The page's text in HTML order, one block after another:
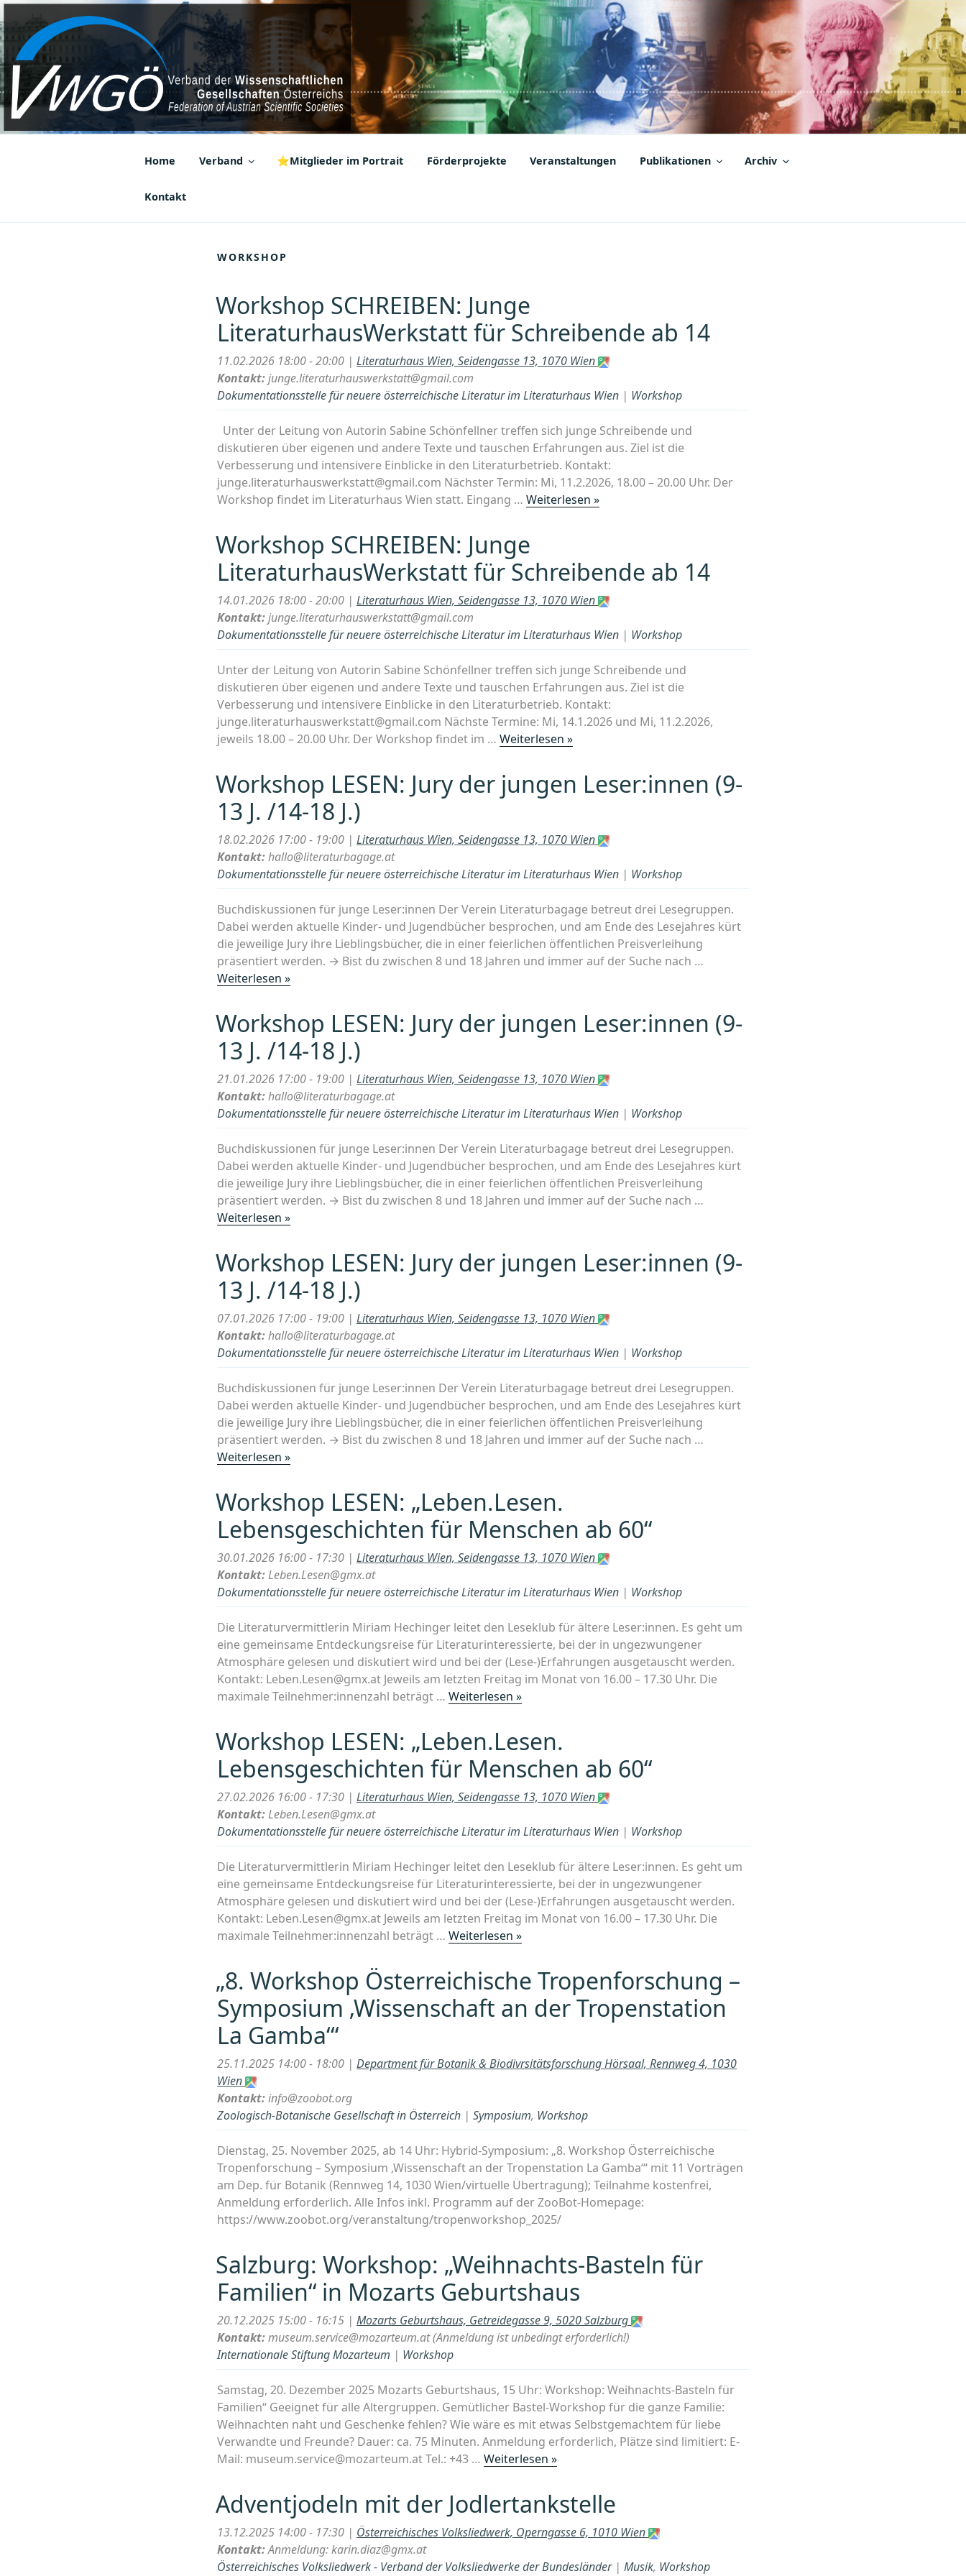
Zum
Inhalt
springen
VWGÖ
Federation of Austrian Scientific Societies
Home Verband ⭐Mitglieder im Portrait Förderprojekte Veranstaltungen Publikationen Archiv
Kontakt
WORKSHOP
Workshop SCHREIBEN: Junge
LiteraturhausWerkstatt für Schreibende ab 14
11.02.2026 18:00 - 20:00 | Literaturhaus Wien, Seidengasse 13, 1070 Wien
Kontakt:junge.literaturhauswerkstatt@gmail.com
Dokumentationsstelle für neuere österreichische Literatur im Literaturhaus Wien | Workshop
Unter der Leitung von Autorin Sabine Schönfellner treffen sich junge Schreibende und
diskutieren über eigenen und andere Texte und tauschen Erfahrungen aus. Ziel ist die
Verbesserung und intensivere Einblicke in den Literaturbetrieb. Kontakt:
junge.literaturhauswerkstatt@gmail.com Nächster Termin: Mi, 11.2.2026, 18.00 – 20.00 Uhr. Der
Workshop findet im Literaturhaus Wien statt. Eingang … Weiterlesen »„Workshop
für
Schreibende
ab
Workshop SCHREIBEN: Junge
LiteraturhausWerkstatt für Schreibende ab 14
14.01.2026 18:00 - 20:00 | Literaturhaus Wien, Seidengasse 13, 1070 Wien
Kontakt:junge.literaturhauswerkstatt@gmail.com
Dokumentationsstelle für neuere österreichische Literatur im Literaturhaus Wien | Workshop
Unter der Leitung von Autorin Sabine Schönfellner treffen sich junge Schreibende und
diskutieren über eigenen und andere Texte und tauschen Erfahrungen aus. Ziel ist die
Verbesserung und intensivere Einblicke in den Literaturbetrieb. Kontakt:
junge.literaturhauswerkstatt@gmail.com Nächste Termine: Mi, 14.1.2026 und Mi, 11.2.2026,
jeweils 18.00 – 20.00 Uhr. Der Workshop findet im … Weiterlesen »„Workshop
Junge
LiteraturhausWerkstatt
ab
Workshop LESEN: Jury der jungen Leser:innen (9-
13 J. /14-18 J.)
18.02.2026 17:00 - 19:00 | Literaturhaus Wien, Seidengasse 13, 1070 Wien
Kontakt:hallo@literaturbagage.at
Dokumentationsstelle für neuere österreichische Literatur im Literaturhaus Wien | Workshop
Buchdiskussionen für junge Leser:innen Der Verein Literaturbagage betreut drei Lesegruppen.
Dabei werden aktuelle Kinder- und Jugendbücher besprochen, und am Ende des Lesejahres kürt
die jeweilige Jury ihre Lieblingsbücher, die in einer feierlichen öffentlichen Preisverleihung
präsentiert werden. → Bist du zwischen 8 und 18 Jahren und immer auf der Suche nach …
Weiterlesen »„Workshop
der
jungen
Leser:innen
(9-
13
J.
/14-
18
J.)“
Workshop LESEN: Jury der jungen Leser:innen (9-
13 J. /14-18 J.)
21.01.2026 17:00 - 19:00 | Literaturhaus Wien, Seidengasse 13, 1070 Wien
Kontakt:hallo@literaturbagage.at
Dokumentationsstelle für neuere österreichische Literatur im Literaturhaus Wien | Workshop
Buchdiskussionen für junge Leser:innen Der Verein Literaturbagage betreut drei Lesegruppen.
Dabei werden aktuelle Kinder- und Jugendbücher besprochen, und am Ende des Lesejahres kürt
die jeweilige Jury ihre Lieblingsbücher, die in einer feierlichen öffentlichen Preisverleihung
präsentiert werden. → Bist du zwischen 8 und 18 Jahren und immer auf der Suche nach …
Weiterlesen »„Workshop
der
jungen
Leser:innen
(9-
13
J.
/14-
18
J.)“
Workshop LESEN: Jury der jungen Leser:innen (9-
13 J. /14-18 J.)
07.01.2026 17:00 - 19:00 | Literaturhaus Wien, Seidengasse 13, 1070 Wien
Kontakt:hallo@literaturbagage.at
Dokumentationsstelle für neuere österreichische Literatur im Literaturhaus Wien | Workshop
Buchdiskussionen für junge Leser:innen Der Verein Literaturbagage betreut drei Lesegruppen.
Dabei werden aktuelle Kinder- und Jugendbücher besprochen, und am Ende des Lesejahres kürt
die jeweilige Jury ihre Lieblingsbücher, die in einer feierlichen öffentlichen Preisverleihung
präsentiert werden. → Bist du zwischen 8 und 18 Jahren und immer auf der Suche nach …
Weiterlesen »„Workshop
der
jungen
Leser:innen
(9-
13
J.
/14-
18
J.)“
Workshop LESEN: „Leben.Lesen.
Lebensgeschichten für Menschen ab 60“
30.01.2026 16:00 - 17:30 | Literaturhaus Wien, Seidengasse 13, 1070 Wien
Kontakt:Leben.Lesen@gmx.at
Dokumentationsstelle für neuere österreichische Literatur im Literaturhaus Wien | Workshop
Die Literaturvermittlerin Miriam Hechinger leitet den Leseklub für ältere Leser:innen. Es geht um
eine gemeinsame Entdeckungsreise für Literaturinteressierte, bei der in ungezwungener
Atmosphäre gelesen und diskutiert wird und bei der (Lese-)Erfahrungen ausgetauscht werden.
Kontakt: Leben.Lesen@gmx.at Jeweils am letzten Freitag im Monat von 16.00 – 17.30 Uhr. Die
maximale Teilnehmer:innenzahl beträgt … Weiterlesen »„Workshop
Lebensgeschichten
für
Menschen
ab
Workshop LESEN: „Leben.Lesen.
Lebensgeschichten für Menschen ab 60“
27.02.2026 16:00 - 17:30 | Literaturhaus Wien, Seidengasse 13, 1070 Wien
Kontakt:Leben.Lesen@gmx.at
Dokumentationsstelle für neuere österreichische Literatur im Literaturhaus Wien | Workshop
Die Literaturvermittlerin Miriam Hechinger leitet den Leseklub für ältere Leser:innen. Es geht um
eine gemeinsame Entdeckungsreise für Literaturinteressierte, bei der in ungezwungener
Atmosphäre gelesen und diskutiert wird und bei der (Lese-)Erfahrungen ausgetauscht werden.
Kontakt: Leben.Lesen@gmx.at Jeweils am letzten Freitag im Monat von 16.00 – 17.30 Uhr. Die
maximale Teilnehmer:innenzahl beträgt … Weiterlesen »„Workshop
„Leben.Lesen.
Lebensgeschichten
für
Menschen
60““
„8. Workshop Österreichische Tropenforschung –
Symposium ‚Wissenschaft an der Tropenstation
La Gamba‘“
25.11.2025 14:00 - 18:00 | Department für Botanik & Biodivrsitätsforschung Hörsaal, Rennweg 4, 1030
Wien
Kontakt:info@zoobot.org
Zoologisch-Botanische Gesellschaft in Österreich | Symposium, Workshop
Dienstag, 25. November 2025, ab 14 Uhr: Hybrid-Symposium: „8. Workshop Österreichische
Tropenforschung – Symposium ‚Wissenschaft an der Tropenstation La Gamba‘“ mit 11 Vorträgen
am Dep. für Botanik (Rennweg 14, 1030 Wien/virtuelle Übertragung); Teilnahme kostenfrei,
Anmeldung erforderlich. Alle Infos inkl. Programm auf der ZooBot-Homepage:
https://www.zoobot.org/veranstaltung/tropenworkshop_2025/
Salzburg: Workshop: „Weihnachts-Basteln für
Familien“ in Mozarts Geburtshaus
20.12.2025 15:00 - 16:15 | Mozarts Geburtshaus, Getreidegasse 9, 5020 Salzburg
Kontakt:museum.service@mozarteum.at (Anmeldung ist unbedingt erforderlich!)
Internationale Stiftung Mozarteum | Workshop
Samstag, 20. Dezember 2025 Mozarts Geburtshaus, 15 Uhr: Workshop: Weihnachts-Basteln für
Familien“ Geeignet für alle Altergruppen. Gemütlicher Bastel-Workshop für die ganze Familie:
Weihnachten naht und Geschenke fehlen? Wie wäre es mit etwas Selbstgemachtem für liebe
Verwandte und Freunde? Dauer: ca. 75 Minuten. Anmeldung erforderlich, Plätze sind limitiert: E-
Mail: museum.service@mozarteum.at Tel.: +43 … Weiterlesen »„Salzburg:
„Weihnachts-
Basteln
für
in
Adventjodeln mit der Jodlertankstelle
13.12.2025 14:00 - 17:30 | Österreichisches Volksliedwerk, Operngasse 6, 1010 Wien
Kontakt:Anmeldung: karin.diaz@gmx.at
Österreichisches Volksliedwerk - Verband der Volksliedwerke der Bundesländer| Musik, Workshop